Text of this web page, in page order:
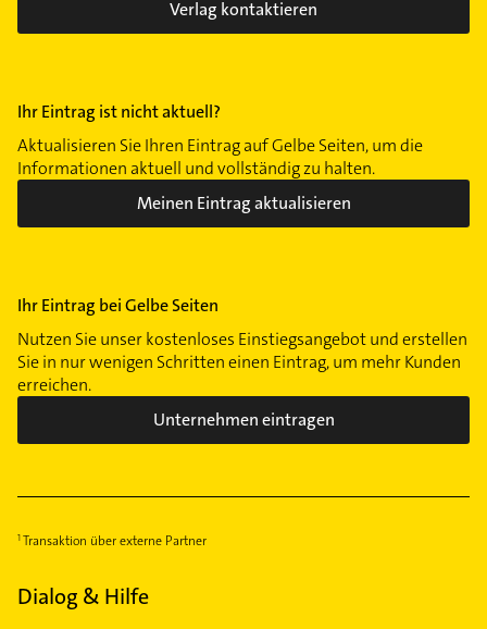
Verlag kontaktieren
Ihr Eintrag ist nicht aktuell?
Aktualisieren Sie Ihren Eintrag auf Gelbe Seiten, um die
Informationen aktuell und vollständig zu halten.
Meinen Eintrag aktualisieren
Ihr Eintrag bei Gelbe Seiten
Nutzen Sie unser kostenloses Einstiegsangebot und erstellen
Sie in nur wenigen Schritten einen Eintrag, um mehr Kunden
erreichen.
Unternehmen eintragen
Transaktion über externe Partner
Dialog & Hilfe